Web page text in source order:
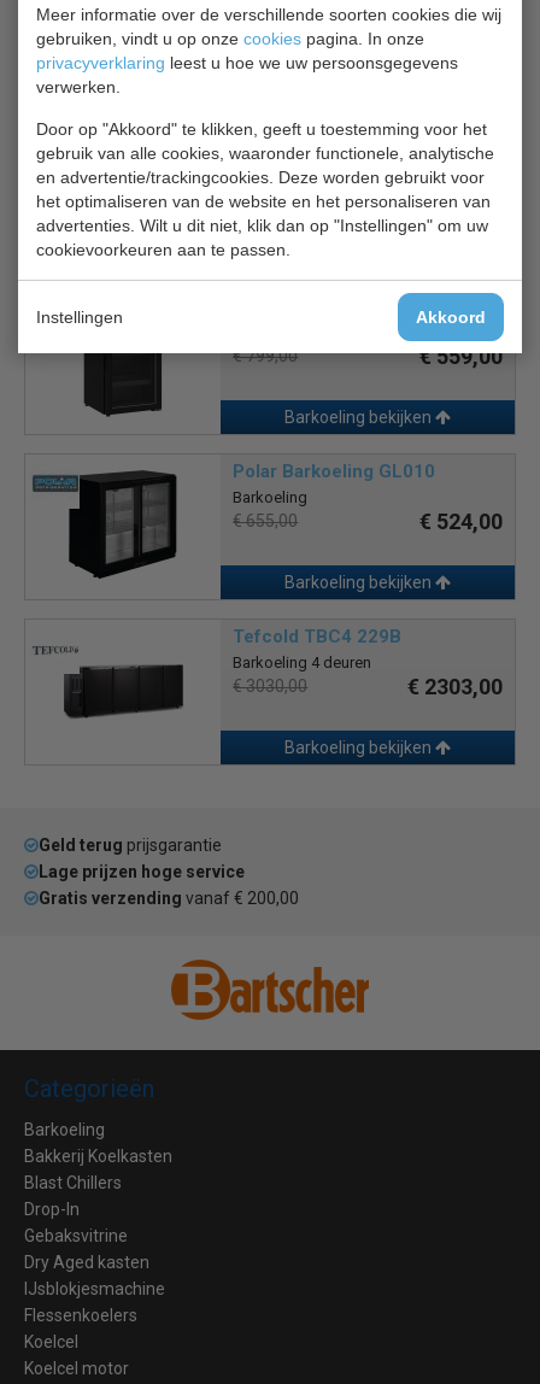
Meer informatie over de verschillende soorten cookies die wij
gebruiken, vindt u op onze cookies pagina. In onze
privacyverklaring leest u hoe we uw persoonsgegevens
verwerken.
Door op "Akkoord" te klikken, geeft u toestemming voor het
gebruik van alle cookies, waaronder functionele, analytische
en advertentie/trackingcookies. Deze worden gebruikt voor
het optimaliseren van de website en het personaliseren van
advertenties. Wilt u dit niet, klik dan op "Instellingen" om uw
cookievoorkeuren aan te passen.
Instellingen Akkoord
Is dit iets voor jou?
COMBISTEEL Cocktail bar
station 7084.0015
Barkoeling
€ 3345,00 € 2308,00
Combisteel 7464.0015
€ 799,00 € 559,00
Barkoeling bekijken
Polar Barkoeling GL010
Barkoeling
€ 655,00 € 524,00
Barkoeling bekijken
Tefcold TBC4 229B
Barkoeling 4 deuren
€ 3030,00 € 2303,00
Barkoeling bekijken
Geld terug prijsgarantie
Lage prijzen hoge service
Gratis verzending vanaf € 200,00
Categorieën
Barkoeling
Bakkerij Koelkasten
Blast Chillers
Drop-In
Gebaksvitrine
Dry Aged kasten
IJsblokjesmachine
Flessenkoelers
Koelcel
Koelcel motor